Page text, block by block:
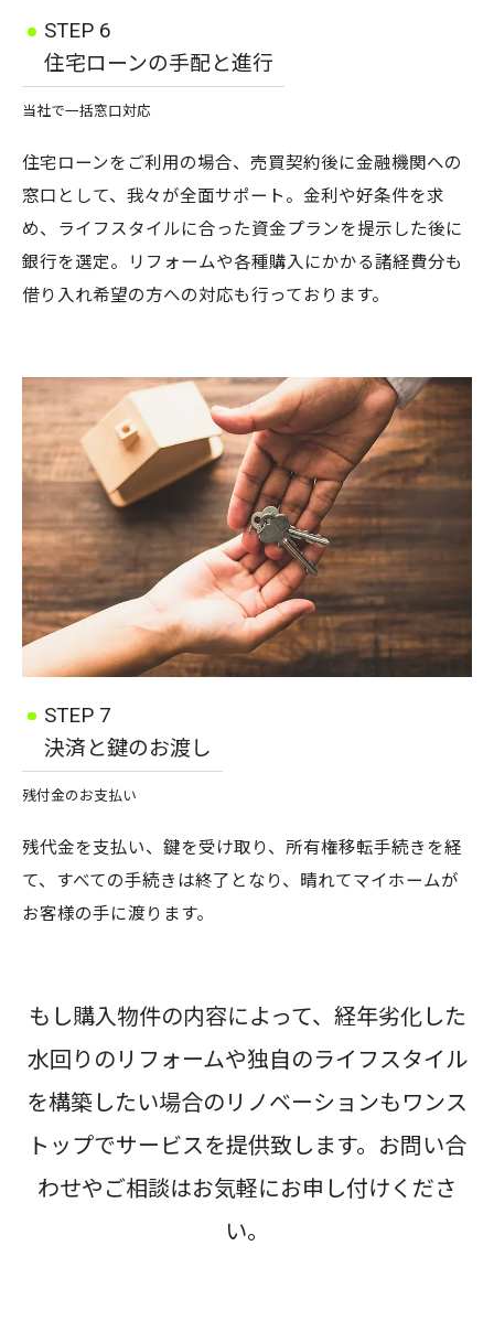
STEP 6
住宅ローンの手配と進行
当社で一括窓口対応
住宅ローンをご利用の場合、売買契約後に金融機関への
窓口として、我々が全面サポート。金利や好条件を求
め、ライフスタイルに合った資金プランを提示した後に
銀行を選定。リフォームや各種購入にかかる諸経費分も
借り入れ希望の方への対応も行っております。
STEP 7
決済と鍵のお渡し
残付金のお支払い
残代金を支払い、鍵を受け取り、所有権移転手続きを経
て、すべての手続きは終了となり、晴れてマイホームが
お客様の手に渡ります。
もし購入物件の内容によって、経年劣化した
水回りのリフォームや独自のライフスタイル
を構築したい場合のリノベーションもワンス
トップでサービスを提供致します。お問い合
わせやご相談はお気軽にお申し付けくださ
い。